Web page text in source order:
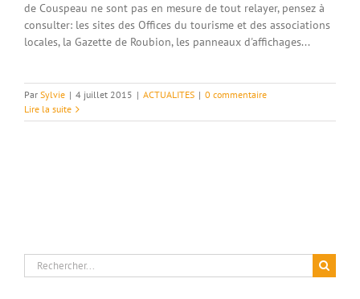
de Couspeau ne sont pas en mesure de tout relayer, pensez à
consulter: les sites des Offices du tourisme et des associations
locales, la Gazette de Roubion, les panneaux d'affichages...
Par Sylvie | 4 juillet 2015 | ACTUALITES | 0 commentaire
Lire la suite
Rechercher: